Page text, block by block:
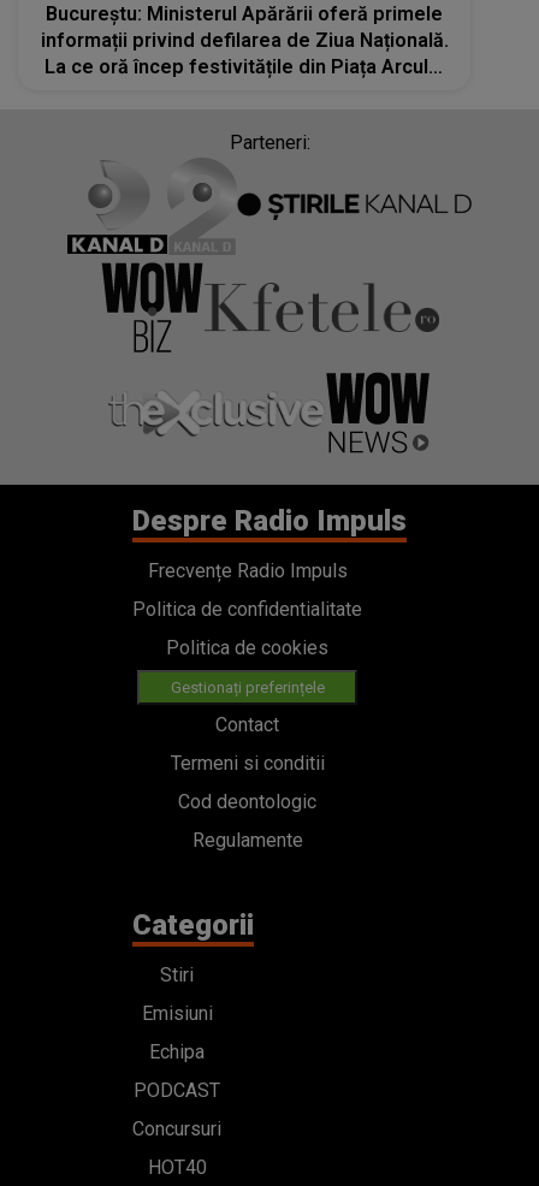
Bucureștu: Ministerul Apărării oferă primele
informații privind defilarea de Ziua Națională.
La ce oră încep festivitățile din Piața Arcului
Parteneri:
Despre Radio Impuls
Frecvențe Radio Impuls
Politica de confidentialitate
Politica de cookies
Gestionați preferințele
Contact
Termeni si conditii
Cod deontologic
Regulamente
Categorii
Stiri
Emisiuni
Echipa
PODCAST
Concursuri
HOT40